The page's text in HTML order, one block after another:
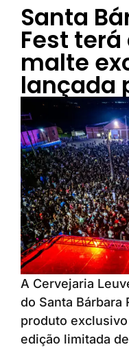
Santa
Fest
malte
lançada
A Cervejaria
do Santa Bárbara
produto
edição limitada